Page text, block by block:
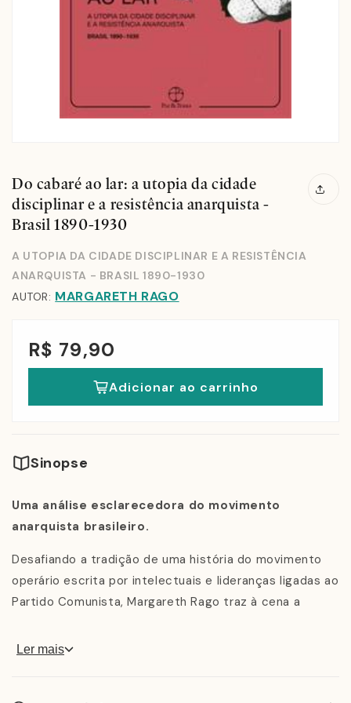
Do cabaré ao lar: a utopia da cidade
disciplinar e a resistência anarquista -
Brasil 1890-1930
A UTOPIA DA CIDADE DISCIPLINAR E A RESISTÊNCIA
ANARQUISTA - BRASIL 1890-1930
AUTOR: MARGARETH RAGO
R$ 79,90
Adicionar ao carrinho
Sinopse
Uma análise esclarecedora do movimento
anarquista brasileiro.
Desafiando a tradição de uma história do movimento
operário escrita por intelectuais e lideranças ligadas ao
Partido Comunista, Margareth Rago traz à cena a
desqualificada, atirada para o lugar de momento
Ler mais